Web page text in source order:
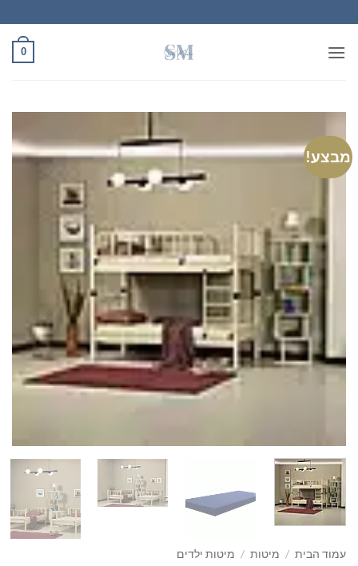
to
content
0
מבצע!
עמוד הבית / מיטות / מיטות ילדים